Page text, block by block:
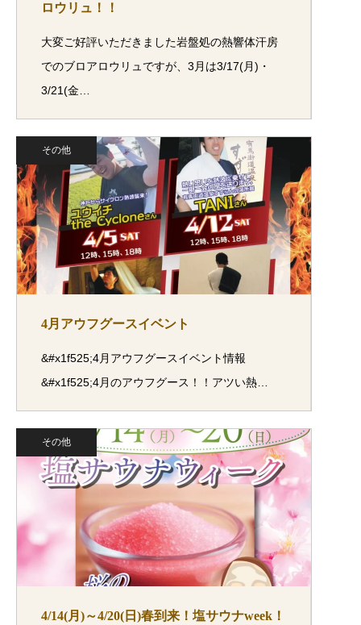
ロウリュ！！
大変ご好評いただきました岩盤処の熱響体汗房
でのブロアロウリュですが、3月は3/17(月)・
3/21(金…
その他
4月アウフグースイベント
&#x1f525;4月アウフグースイベント情報
&#x1f525;4月のアウフグース！！アツい熱…
その他
4/14(月)～4/20(日)春到来！塩サウナweek！